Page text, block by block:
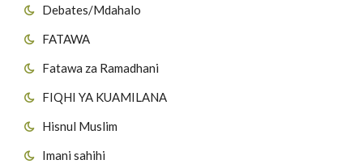
Debates/Mdahalo
FATAWA
Fatawa za Ramadhani
FIQHI YA KUAMILANA
Hisnul Muslim
Imani sahihi